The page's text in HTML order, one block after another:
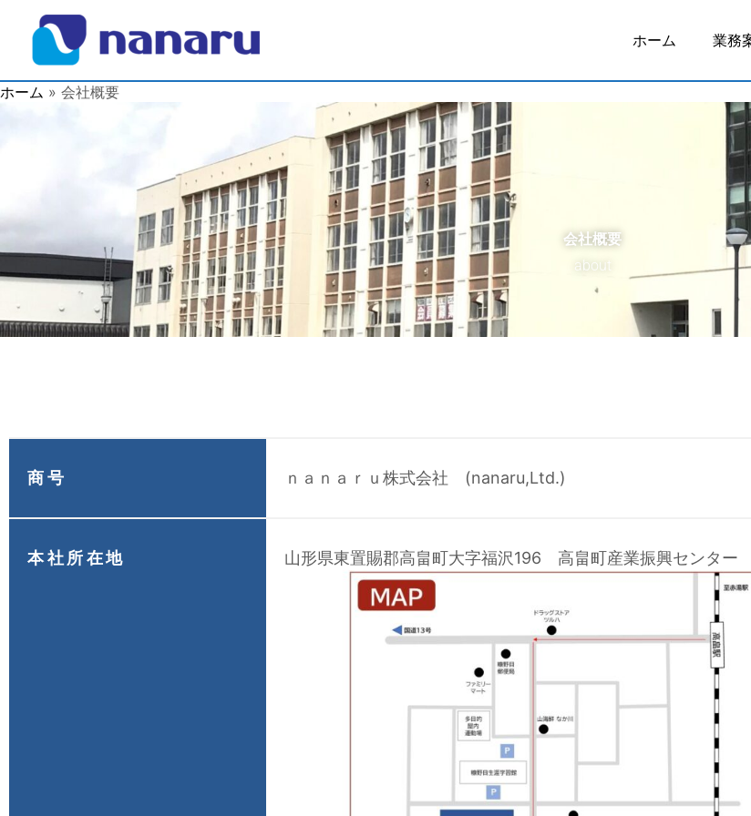
ス
ホーム 業務
ホーム 会社概要
会社概要
about
商号 ｎａｎａｒｕ株式会社 (nanaru,Ltd.)
本社所在地 山形県東置賜郡高畠町大字福沢196 高畠町産業振興センター